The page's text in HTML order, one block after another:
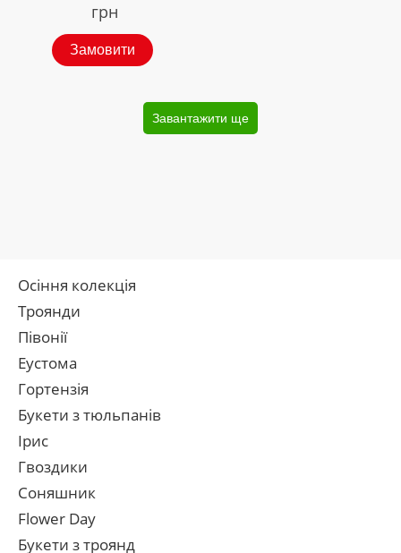
грн
Замовити
Завантажити ще
Осіння колекція
Троянди
Півонії
Еустома
Гортензія
Букети з тюльпанів
Ірис
Гвоздики
Соняшник
Flower Day
Букети з троянд